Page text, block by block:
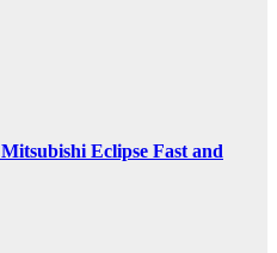
Eclipse Fast and